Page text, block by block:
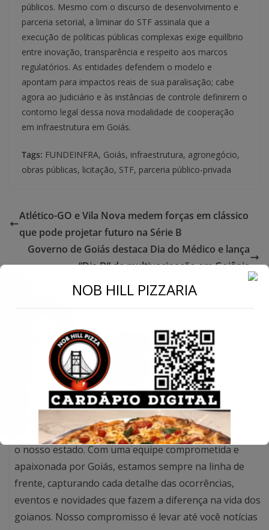
públicos. Mesmo com o discurso de desenvolvimento e
parceria setorial, a liminar do STF assinala que a
execução de políticas públicas complexas exige equilíbrio
entre inovação, transparência e respeito aos marcos
regulatórios. As entidades defendem o modelo e
apontam para impactos reais de sua paralisação; cabe
agora ao Judiciário e às instâncias de controle definirem o
contorno legal dessa nova modalidade de cooperação
em infraestrutura em Goiás.
Tags: FUNDEINFRA, Goiás, infraestrutura, agronegócio,
obras públicas, licitação, STF, parceria público-privada
Atlético-GO e Vila Nova medem forças em clássico
que pode projetar futuro na Série B
Governo de Goiás destaca Dia do Médico e lança
“Dia D” de multivacinação em Goiânia
Marcus
Sobre nós Somos o portal de notícias referência em
Goiás, dedicados exclusivamente a trazer as últimas
informações e os fatos mais relevantes que impactam
o nosso estado. Com uma equipe comprometida e
apaixonada por Goiás, estamos sempre na linha de
frente, capturando cada detalhe das ocorrências,
eventos e novidades que fazem a diferença na vida dos
goianos. Nosso compromisso é levar até você notícias
NOB HILL PIZZARIA